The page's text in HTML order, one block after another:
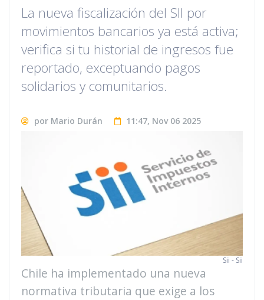
La nueva fiscalización del SII por
movimientos bancarios ya está activa;
verifica si tu historial de ingresos fue
reportado, exceptuando pagos
solidarios y comunitarios.
por Mario Durán 11:47, Nov 06 2025
Sii - Sii
Chile ha implementado una nueva
normativa tributaria que exige a los